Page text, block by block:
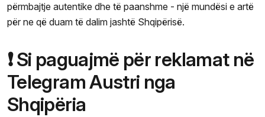
përmbajtje autentike dhe të paanshme - një mundësi e artë
për ne që duam të dalim jashtë Shqipërisë.
❗ Si paguajmë për reklamat në
Telegram Austri nga
Shqipëria